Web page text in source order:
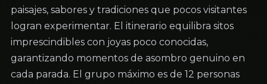
paisajes, sabores y tradiciones que pocos visitantes
logran experimentar. El itinerario equilibra sitos
imprescindibles con joyas poco conocidas,
garantizando momentos de asombro genuino en
cada parada. El grupo máximo es de 12 personas